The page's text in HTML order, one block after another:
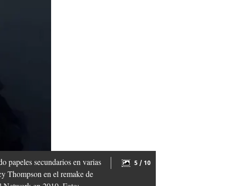
papeles secundarios en varias
Thompson en el remake de
5 / 10